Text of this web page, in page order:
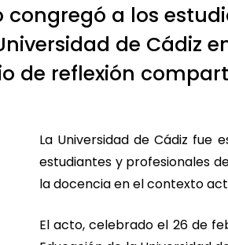
congregó a los
de Cádiz
de reflexión
La Universidad de Cádiz fue
estudiantes y profesionales
la docencia en el contexto
El acto, celebrado el 26 de